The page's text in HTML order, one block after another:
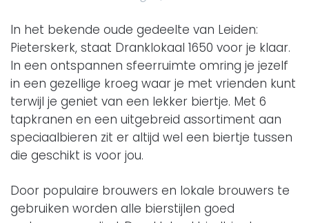
In het bekende oude gedeelte van Leiden:
Pieterskerk, staat Dranklokaal 1650 voor je klaar.
In een ontspannen sfeerruimte omring je jezelf
in een gezellige kroeg waar je met vrienden kunt
terwijl je geniet van een lekker biertje. Met 6
tapkranen en een uitgebreid assortiment aan
speciaalbieren zit er altijd wel een biertje tussen
die geschikt is voor jou.
Door populaire brouwers en lokale brouwers te
gebruiken worden alle bierstijlen goed